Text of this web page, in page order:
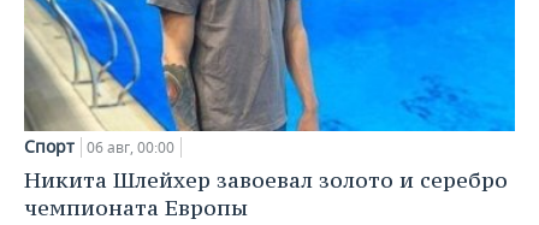
Спорт 06 авг, 00:00
Никита Шлейхер завоевал золото и серебро
чемпионата Европы